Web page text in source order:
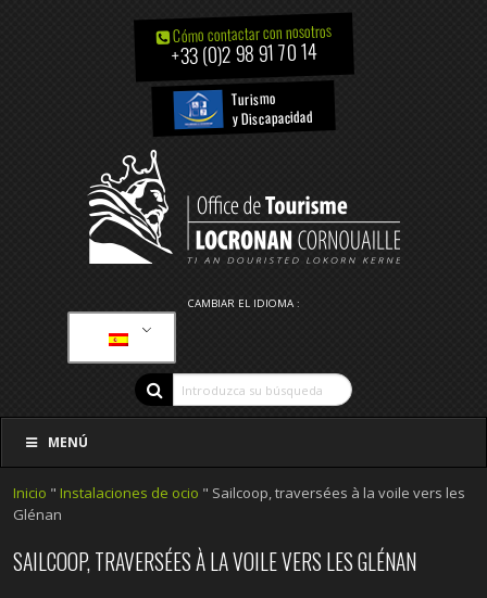
Cómo contactar con nosotros
+33 (0)2 98 91 70 14
Turismo
y Discapacidad
CAMBIAR EL IDIOMA :
MENÚ
Inicio " Instalaciones de ocio " Sailcoop, traversées à la voile vers les
Glénan
SAILCOOP, TRAVERSÉES À LA VOILE VERS LES GLÉNAN